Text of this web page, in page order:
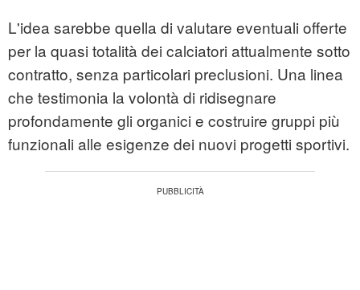
L'idea sarebbe quella di valutare eventuali offerte
per la quasi totalità dei calciatori attualmente sotto
contratto, senza particolari preclusioni. Una linea
che testimonia la volontà di ridisegnare
profondamente gli organici e costruire gruppi più
funzionali alle esigenze dei nuovi progetti sportivi.